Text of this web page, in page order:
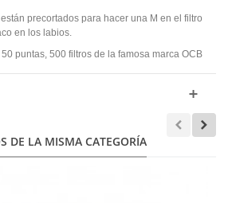
precortados para hacer una M en el filtro
en los labios.
puntas, 500 filtros de la famosa marca OCB
DE LA MISMA CATEGORÍA